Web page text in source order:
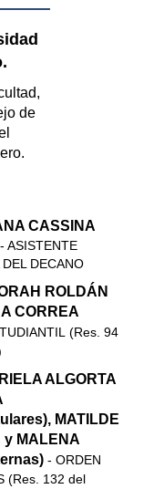
de
CASSINA
ASISTENTE
DECANO
ROLDÁN
CORREA
(Res. 94
ALGORTA
MATILDE
y MALENA
- ORDEN
(Res. 132 del